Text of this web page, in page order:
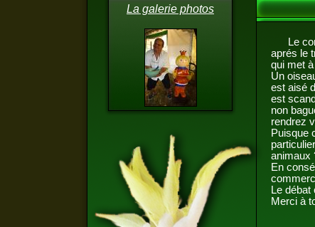
La galerie photos
Le
aprés le
qui met
Un
est aisé
est
non
rendrez
Puisque
animaux
En
Le débat
Merci à